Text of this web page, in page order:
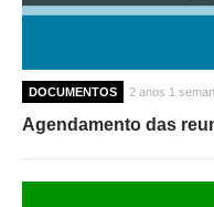
DOCUMENTOS 2 anos 1
Agendamento das